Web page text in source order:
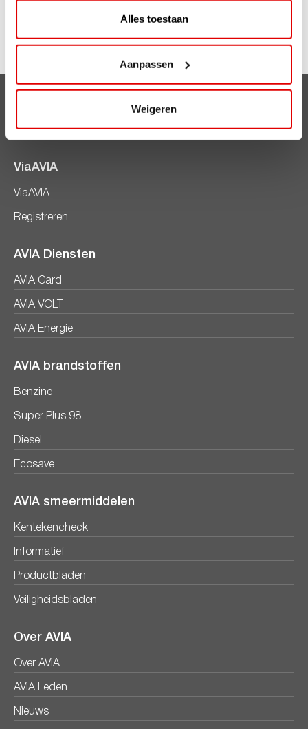
Alles toestaan
Aanpassen
Weigeren
Meer weten over ViaAVIA? Kijk opViaavia.nl
Voordelen
ViaAVIA
ViaAVIA
Registreren
AVIA Diensten
AVIA Card
AVIA VOLT
AVIA Energie
AVIA brandstoffen
Benzine
Super Plus 98
Diesel
Ecosave
AVIA smeermiddelen
Kentekencheck
Informatief
Productbladen
Veiligheidsbladen
Over AVIA
Over AVIA
AVIA Leden
Nieuws